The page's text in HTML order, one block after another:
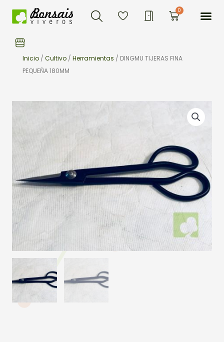
Buscar 0Carrito
Inicio / Cultivo / Herramientas / DINGMU TIJERAS FINA
PEQUEÑA 180MM